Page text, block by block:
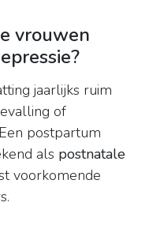
vrouwen
jaarlijks ruim
of
postpartum
als postnatale
voorkomende